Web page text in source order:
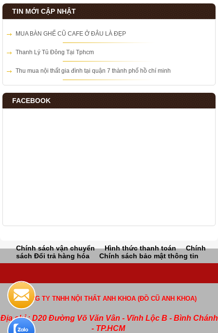
TIN MỚI CẬP NHẬT
MUA BÀN GHẾ CŨ CAFE Ở ĐÂU LÀ ĐẸP
Thanh Lý Tủ Đông Tại Tphcm
Thu mua nội thất gia đình tại quận 7 thành phố hồ chí minh
FACEBOOK
Chính sách vận chuyển Hình thức thanh toán
Chính
sách Đổi trả hàng hóa
Chính sách bảo mật thông tin
CÔNG TY TNHH NỘI THẤT ANH KHOA (ĐỒ CŨ ANH KHOA)
Địa chỉ : D20 Đường Võ Văn Vân - Vĩnh Lộc B - Bình Chánh
- TP.HCM